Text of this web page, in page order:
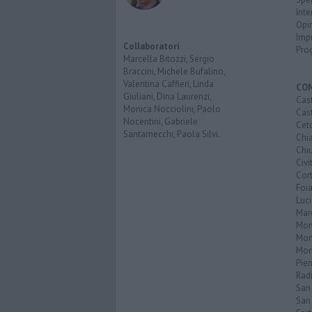
Collaboratori
Marcella Bitozzi, Sergio
Braccini, Michele Bufalino,
Valentina Caffieri, Linda
Giuliani, Dina Laurenzi,
Monica Nocciolini, Paolo
Nocentini, Gabriele
Santarnecchi, Paola Silvi.